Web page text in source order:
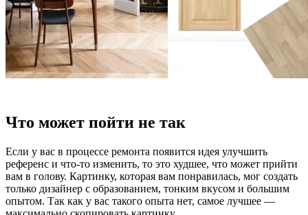
Что может пойти не так
Если у вас в процессе ремонта появится идея улучшить
референс и что-то изменить, то это худшее, что может прийти
вам в голову. Картинку, которая вам понравилась, мог создать
только дизайнер с образованием, тонким вкусом и большим
опытом. Так как у вас такого опыта нет, самое лучшее —